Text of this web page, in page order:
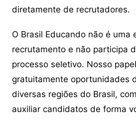
diretamente de recrutadores.
O Brasil Educando não é uma
recrutamento e não participa
processo seletivo. Nosso
gratuitamente oportunidades
diversas regiões do Brasil,
auxiliar candidatos de forma